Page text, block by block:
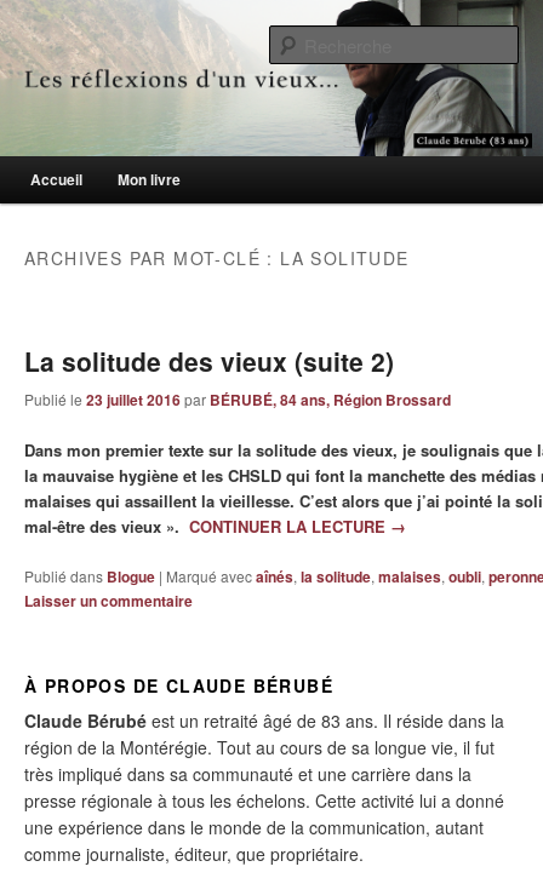
Les réflexions d'un vieux…
Le blogue des aînés de 65 ans et +
Menu principal
Aller au contenu principal
Aller au contenu secondaire
Accueil Mon livre
ARCHIVES PAR MOT-CLÉ : LA SOLITUDE
La solitude des vieux (suite 2)
Publié le 23 juillet 2016par BÉRUBÉ, 84 ans, Région Brossard
Dans mon premier texte sur la solitude des vieux, je soulignais que
la mauvaise hygiène et les CHSLD qui font la manchette des
malaises qui assaillent la vieillesse. C’est alors que j’ai pointé la
mal-être des vieux ». CONTINUER LA LECTURE →
Publié dans Blogue | Marqué avecaînés, la solitude, malaises, oubli,
Laisser un commentaire
À PROPOS DE CLAUDE BÉRUBÉ
Claude Bérubé est un retraité âgé de 83 ans. Il réside dans la
région de la Montérégie. Tout au cours de sa longue vie, il fut
très impliqué dans sa communauté et une carrière dans la
presse régionale à tous les échelons. Cette activité lui a donné
une expérience dans le monde de la communication, autant
comme journaliste, éditeur, que propriétaire.